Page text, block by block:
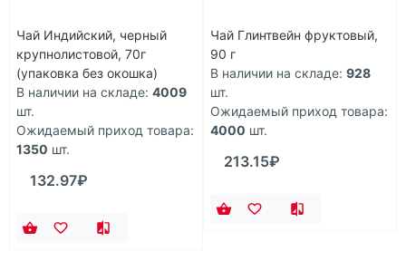
Чай Индийский, черный
крупнолистовой, 70г
(упаковка без окошка)
В наличии на складе: 4009
шт.
Ожидаемый приход товара:
1350 шт.
132.97₽
Чай Глинтвейн фруктовый,
90 г
В наличии на складе: 928
шт.
Ожидаемый приход товара:
4000 шт.
213.15₽